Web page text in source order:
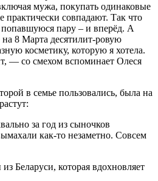
мужа, покупать одинаковые
совпадают. Так что
пару – и вперёд. А
8 Марта десятилит-ровую
косметику, которую я хотела.
— со сме­хом вспоминает Олеся
в семье пользовались, была на
за год из сыночков
как-то незаметно. Совсем